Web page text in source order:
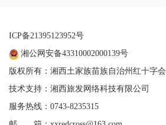
ICP备21395123952号
湘公网安备43310002000139号
版权所有：湘西土家族苗族自治州红十字会
技术支持：湘西旅发网络科技有限公司
服务热线：0743-8235315